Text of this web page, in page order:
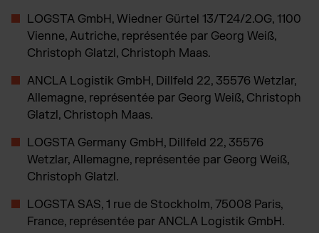
PlentyONE Fulfillment
Otto Fulfillment
Shopware Fulfillment
Strato Fulfillment
PrestaShop Fulfillment
Toutes les intégrations
LOGSTA GmbH, Wiedner Gürtel 13/T24/2.OG, 1100
Vienne, Autriche, représentée par Georg Weiß,
Christoph Glatzl, Christoph Maas.
ANCLA Logistik GmbH, Dillfeld 22, 35576 Wetzlar,
Allemagne, représentée par Georg Weiß, Christoph
Glatzl, Christoph Maas.
LOGSTA Germany GmbH, Dillfeld 22, 35576
Wetzlar, Allemagne, représentée par Georg Weiß,
Christoph Glatzl.
LOGSTA SAS, 1 rue de Stockholm, 75008 Paris,
France, représentée par ANCLA Logistik GmbH.